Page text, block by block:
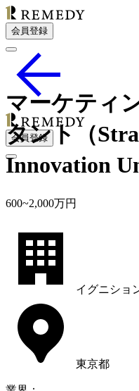
会員登録
会員登録
マーケティ
タント（
Innovation
600~2,000万円
イグニショ
東京都